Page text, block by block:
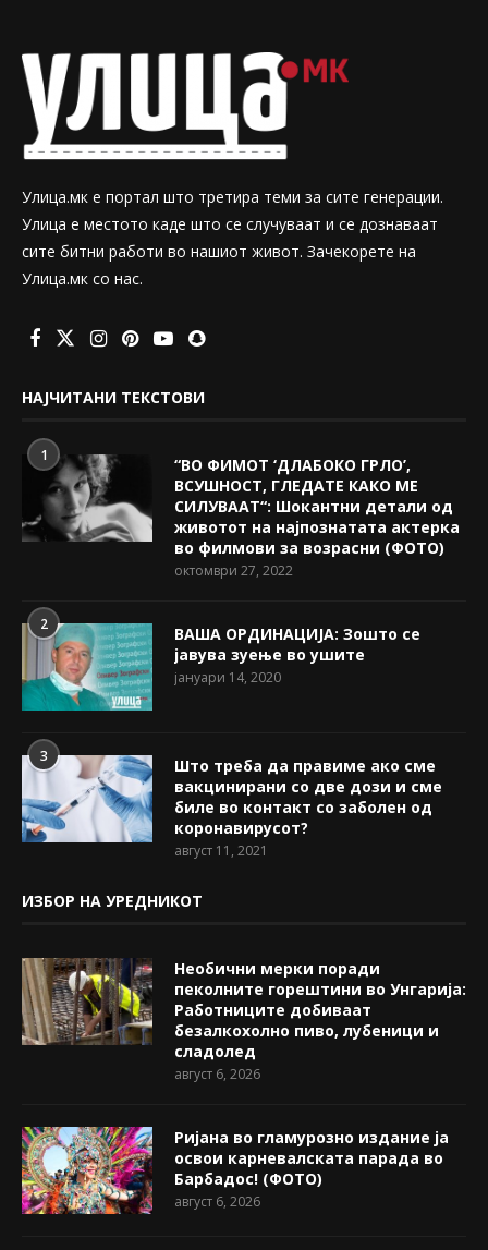
Улица.мк е портал што третира теми за сите генерации.
Улица е местото каде што се случуваат и се дознаваат
сите битни работи во нашиот живот. Зачекорете на
Улица.мк со нас.
НАЈЧИТАНИ ТЕКСТОВИ
1
“ВО ФИМОТ ‘ДЛАБОКО ГРЛО’,
ВСУШНОСТ, ГЛЕДАТЕ КАКО МЕ
СИЛУВААТ“: Шокантни детали од
животот на најпознатата актерка
во филмови за возрасни (ФОТО)
октомври 27, 2022
2
ВАША ОРДИНАЦИЈА: Зошто се
јавува зуење во ушите
јануари 14, 2020
3
Што треба да правиме ако сме
вакцинирани со две дози и сме
биле во контакт со заболен од
коронавирусот?
август 11, 2021
ИЗБОР НА УРЕДНИКОТ
Необични мерки поради
пеколните горештини во Унгарија:
Работниците добиваат
безалкохолно пиво, лубеници и
сладолед
август 6, 2026
Ријана во гламурозно издание ја
освои карневалската парада во
Барбадос! (ФОТО)
август 6, 2026